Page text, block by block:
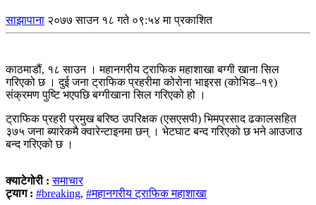
साझापाना २०७७ साउन १८ गते ०९:५४ मा प्रकाशित
काठमाडौं, १८ साउन । महानगरीय ट्राफिक महाशाखा बग्गी खाना सिल
गरिएको छ । दुई जना ट्राफिक प्रहरीमा कोरोना भाइरस (कोभिड–१९)
संक्रमण पुष्टि भएपछि बग्गीखाना सिल गरिएको हो ।
ट्राफिक प्रहरी प्रमुख बरिष्ठ उपरिक्षक (एसएसपी) भिमप्रसाद ढकालसहित
३७५ जना ब्यारेकमै क्वारेन्टाइनमा छन् । भेटघाट बन्द गरिएको छ भने आउजाउ
बन्द गरिएको छ ।
क्याटेगोरी :समाचार
ट्याग : #breaking, #महानगरीय ट्राफिक महाशाखा